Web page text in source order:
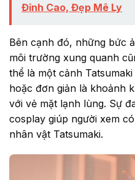
Đỉnh Cao, Đẹp Mê Ly
Bên cạnh đó, những bức
môi trường xung quanh
thể là một cảnh
hoặc đơn giản là khoảnh
với vẻ mặt lạnh lùng. Sự
cosplay giúp người xem
nhân vật Tatsumaki.